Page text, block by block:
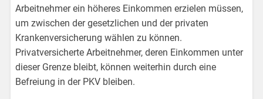
Arbeitnehmer ein höheres Einkommen erzielen müssen,
um zwischen der gesetzlichen und der privaten
Krankenversicherung wählen zu können.
Privatversicherte Arbeitnehmer, deren Einkommen unter
dieser Grenze bleibt, können weiterhin durch eine
Befreiung in der PKV bleiben.